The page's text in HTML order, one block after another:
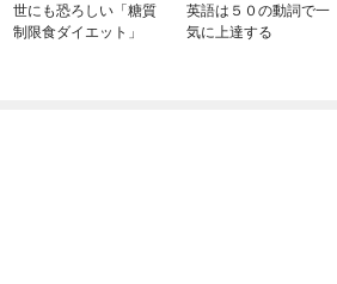
世にも恐ろしい「糖質
制限食ダイエット」
英語は５０の動詞で一
気に上達する